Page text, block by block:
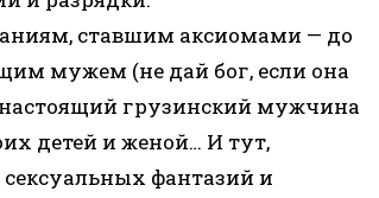
ставшим аксиомами — до
мужем (не дай бог, если она
грузинский мужчина
детей и женой… И тут,
сексуальных фантазий и